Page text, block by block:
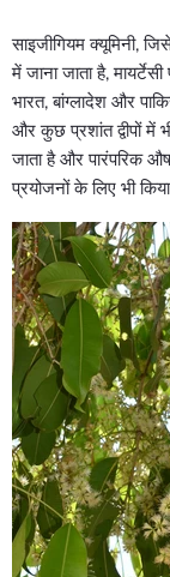
साइजीगियम क्यूमिनी,
में जाना जाता है,
भारत, बांग्लादेश और
और कुछ प्रशांत द्वीपों में
जाता है और पारंपरिक
प्रयोजनों के लिए भी